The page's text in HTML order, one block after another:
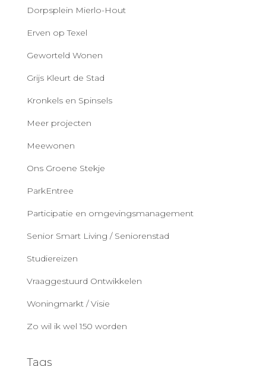
Dorpsplein Mierlo-Hout
Erven op Texel
Geworteld Wonen
Grijs Kleurt de Stad
Kronkels en Spinsels
Meer projecten
Meewonen
Ons Groene Stekje
ParkEntree
Participatie en omgevingsmanagement
Senior Smart Living / Seniorenstad
Studiereizen
Vraaggestuurd Ontwikkelen
Woningmarkt / Visie
Zo wil ik wel 150 worden
Tags